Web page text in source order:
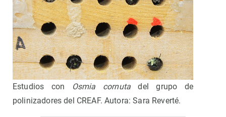
Estudios con Osmia cornuta del grupo de
polinizadores del CREAF. Autora: Sara Reverté.